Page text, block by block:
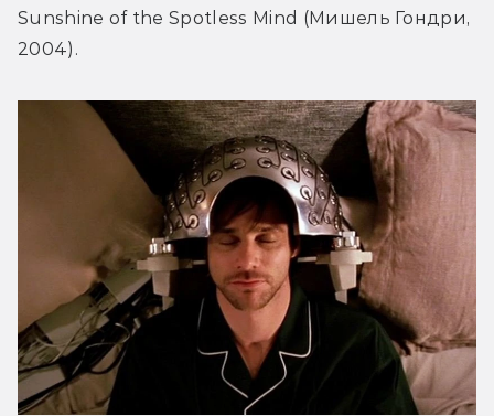
Sunshine of the Spotless Mind (Мишель Гондри,
2004).